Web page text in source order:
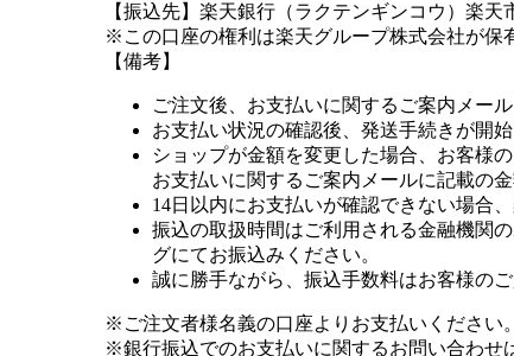
【振込先】楽天銀行（ラクテンギンコウ）楽
※この口座の権利は楽天グループ株式会社が保
【備考】
ご注文後、お支払いに関するご案内メー
お支払い状況の確認後、発送手続きが開始
ショップが金額を変更した場合、お客様
お支払いに関するご案内メールに記載の
14日以内にお支払いが確認できない場合
振込の取扱時間はご利用される金融機関
グにてお振込みください。
誠に勝手ながら、振込手数料はお客様の
※ご注文者様名義の口座よりお支払いください
※銀行振込でのお支払いに関するお問い合わせ